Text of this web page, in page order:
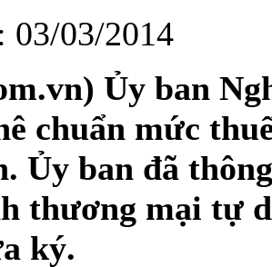
03/03/2014
Ủy ban
chuẩn mức
Ủy ban đã
thương mại tự
ký.